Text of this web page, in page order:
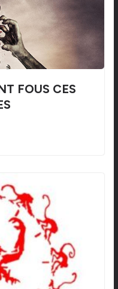
FOUS CES